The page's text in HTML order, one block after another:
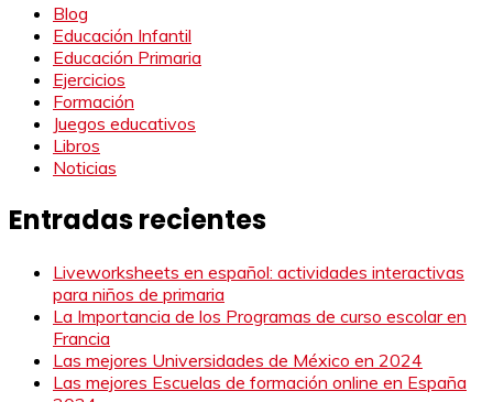
Blog
Educación Infantil
Educación Primaria
Ejercicios
Formación
Juegos educativos
Libros
Noticias
Entradas recientes
Liveworksheets en español: actividades interactivas
para niños de primaria
La Importancia de los Programas de curso escolar en
Francia
Las mejores Universidades de México en 2024
Las mejores Escuelas de formación online en España